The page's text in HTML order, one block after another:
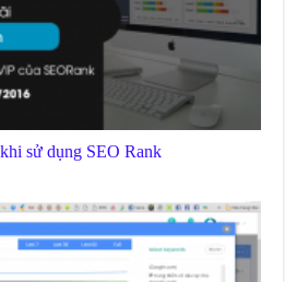
sử dụng SEO Rank